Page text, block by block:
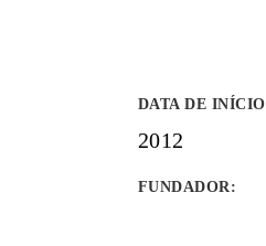
DATA DE INÍCIO
2012
FUNDADOR: